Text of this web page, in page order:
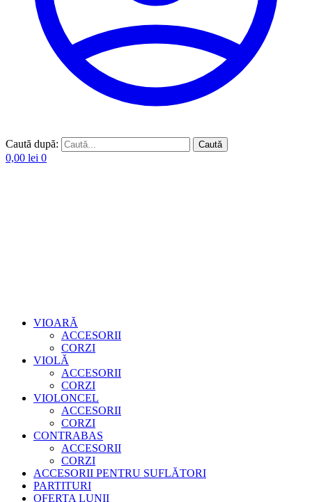
Caută după: Caută
0,00 lei 0
VIOARĂ
ACCESORII
CORZI
VIOLĂ
ACCESORII
CORZI
VIOLONCEL
ACCESORII
CORZI
CONTRABAS
ACCESORII
CORZI
ACCESORII PENTRU SUFLĂTORI
PARTITURI
OFERTA LUNII